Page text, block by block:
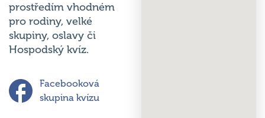
prostředím vhodném
pro rodiny, velké
skupiny, oslavy či
Hospodský kvíz.
Facebooková
skupina kvízu